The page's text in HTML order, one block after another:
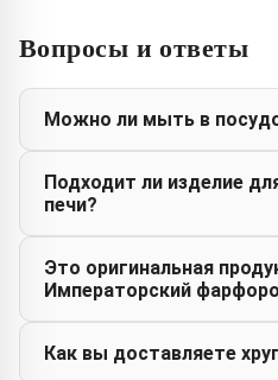
Вопросы и ответы
Можно ли мыть в
Подходит ли изделие
печи?
Это оригинальная
Императорский
Как вы доставляете